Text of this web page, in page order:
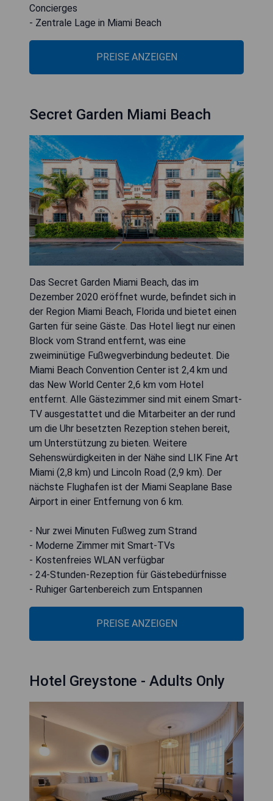
Concierges
- Zentrale Lage in Miami Beach
PREISE ANZEIGEN
Secret Garden Miami Beach
Das Secret Garden Miami Beach, das im
Dezember 2020 eröffnet wurde, befindet sich in
der Region Miami Beach, Florida und bietet einen
Garten für seine Gäste. Das Hotel liegt nur einen
Block vom Strand entfernt, was eine
zweiminütige Fußwegverbindung bedeutet. Die
Miami Beach Convention Center ist 2,4 km und
das New World Center 2,6 km vom Hotel
entfernt. Alle Gästezimmer sind mit einem Smart-
TV ausgestattet und die Mitarbeiter an der rund
um die Uhr besetzten Rezeption stehen bereit,
um Unterstützung zu bieten. Weitere
Sehenswürdigkeiten in der Nähe sind LIK Fine Art
Miami (2,8 km) und Lincoln Road (2,9 km). Der
nächste Flughafen ist der Miami Seaplane Base
Airport in einer Entfernung von 6 km.
- Nur zwei Minuten Fußweg zum Strand
- Moderne Zimmer mit Smart-TVs
- Kostenfreies WLAN verfügbar
- 24-Stunden-Rezeption für Gästebedürfnisse
- Ruhiger Gartenbereich zum Entspannen
PREISE ANZEIGEN
Hotel Greystone - Adults Only